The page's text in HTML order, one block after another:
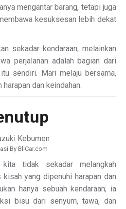
mengantar barang, tetapi juga
kesuksesan lebih dekat
sekadar kendaraan, melainkan
perjalanan adalah bagian dari
sendiri. Mari melaju bersama,
dan keindahan.
By BliCar.com
tidak sekadar melangkah
yang dipenuhi harapan dan
hanya sebuah kendaraan; ia
bisu dari senyum, tawa, dan